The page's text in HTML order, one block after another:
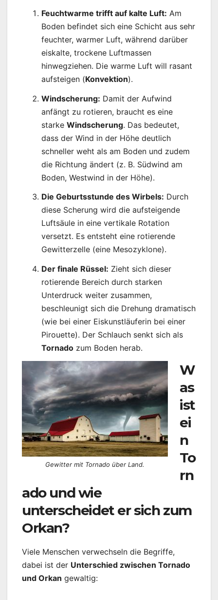
Feuchtwarme trifft auf kalte Luft: Am
Boden befindet sich eine Schicht aus sehr
feuchter, warmer Luft, während darüber
eiskalte, trockene Luftmassen
hinwegziehen. Die warme Luft will rasant
aufsteigen (Konvektion).
Windscherung: Damit der Aufwind
anfängt zu rotieren, braucht es eine
starke Windscherung. Das bedeutet,
dass der Wind in der Höhe deutlich
schneller weht als am Boden und zudem
die Richtung ändert (z. B. Südwind am
Boden, Westwind in der Höhe).
Die Geburtsstunde des Wirbels: Durch
diese Scherung wird die aufsteigende
Luftsäule in eine vertikale Rotation
versetzt. Es entsteht eine rotierende
Gewitterzelle (eine Mesozyklone).
Der finale Rüssel: Zieht sich dieser
rotierende Bereich durch starken
Unterdruck weiter zusammen,
beschleunigt sich die Drehung dramatisch
(wie bei einer Eiskunstläuferin bei einer
Pirouette). Der Schlauch senkt sich als
Tornado zum Boden herab.
Gewitter mit Tornado über Land.
W
as
ist
ei
n
To
rn
ado und wie
unterscheidet er sich zum
Orkan?
Viele Menschen verwechseln die Begriffe,
dabei ist der Unterschied zwischen Tornado
und Orkan gewaltig: